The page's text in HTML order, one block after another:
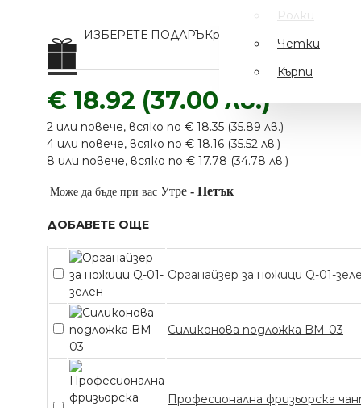
МАШИНКА С 6
ПРИСТАВКИ
Ролки
Четки
Кърпи
ИЗБЕРЕТЕ ПОДАРЪКразгледайте
€ 18.92 (37.00 лв.)
2 или повече, всяко по € 18.35 (35.89 лв.)
4 или повече, всяко по € 18.16 (35.52 лв.)
8 или повече, всяко по € 17.78 (34.78 лв.)
Може да бъде при вас Утре - Петък
ДОБАВЕТЕ ОЩЕ
Органайзер за ножици Q-01-
Силиконова подложка BM-03
Професионална фризьорска